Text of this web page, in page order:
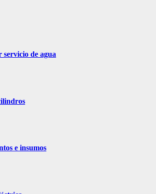
de agua
e insumos